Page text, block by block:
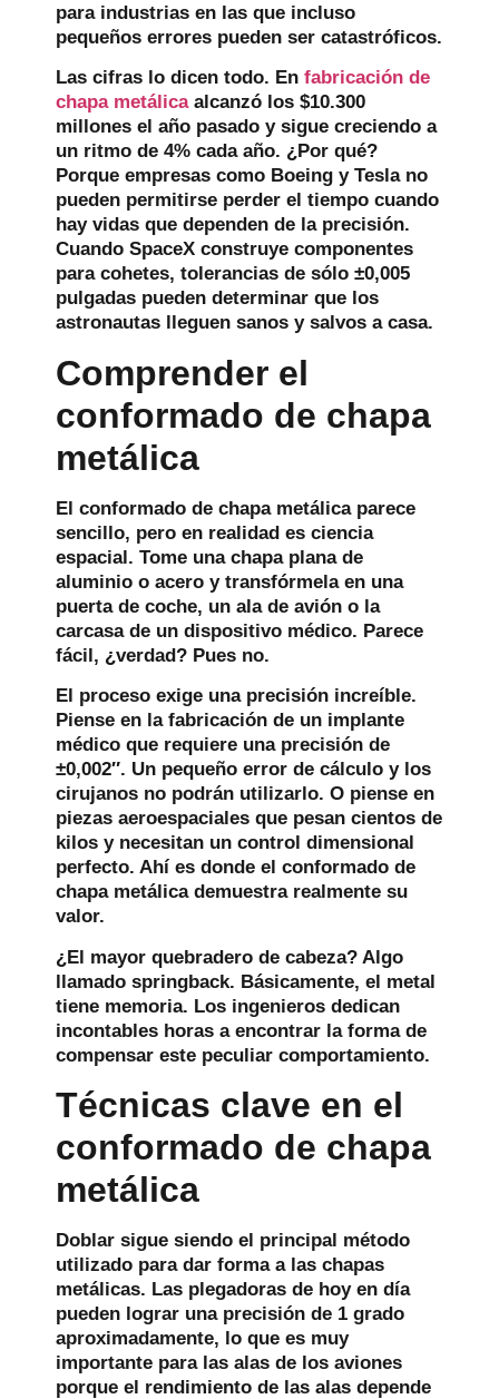
para industrias en las que incluso
pequeños errores pueden ser catastróficos.
Las cifras lo dicen todo. En fabricación de
chapa metálicaalcanzó los $10.300
millones el año pasado y sigue creciendo a
un ritmo de 4% cada año. ¿Por qué?
Porque empresas como Boeing y Tesla no
pueden permitirse perder el tiempo cuando
hay vidas que dependen de la precisión.
Cuando SpaceX construye componentes
para cohetes, tolerancias de sólo ±0,005
pulgadas pueden determinar que los
astronautas lleguen sanos y salvos a casa.
Comprender el
conformado de chapa
metálica
El conformado de chapa metálica parece
sencillo, pero en realidad es ciencia
espacial. Tome una chapa plana de
aluminio o acero y transfórmela en una
puerta de coche, un ala de avión o la
carcasa de un dispositivo médico. Parece
fácil, ¿verdad? Pues no.
El proceso exige una precisión increíble.
Piense en la fabricación de un implante
médico que requiere una precisión de
±0,002″. Un pequeño error de cálculo y los
cirujanos no podrán utilizarlo. O piense en
piezas aeroespaciales que pesan cientos de
kilos y necesitan un control dimensional
perfecto. Ahí es donde el conformado de
chapa metálica demuestra realmente su
valor.
¿El mayor quebradero de cabeza? Algo
llamado springback. Básicamente, el metal
tiene memoria. Los ingenieros dedican
incontables horas a encontrar la forma de
compensar este peculiar comportamiento.
Técnicas clave en el
conformado de chapa
metálica
Doblar sigue siendo el principal método
utilizado para dar forma a las chapas
metálicas. Las plegadoras de hoy en día
pueden lograr una precisión de 1 grado
aproximadamente, lo que es muy
importante para las alas de los aviones
porque el rendimiento de las alas depende